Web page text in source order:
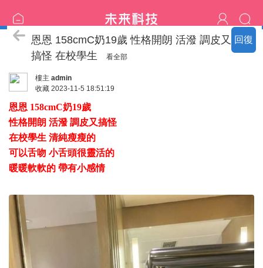
回復
臺中の名單
恩恩 158cmC奶19歲 性格開朗 活潑 調皮又
搞怪 在校學生
看全部
樓主 admin
收藏 2023-11-5 18:51:19
恩恩 158cmC奶19歲
性格開朗 活潑 調皮又搞怪
在校學生 清純瘦瘦的
可以舌吻 小舌頭很靈活的
暖暖軟軟的 帶有小感情